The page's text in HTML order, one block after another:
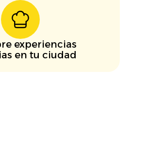
experiencias
en tu ciudad